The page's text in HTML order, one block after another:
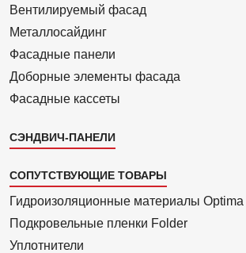
2
Вентилиру­емый фасад
Металло­сайдинг
Фасадные панели
Доборные элементы фасада
Фасадные кассеты
СЭНДВИЧ-ПАНЕЛИ
СОПУТСТВУЮЩИЕ ТОВАРЫ
Гидроизоля­ционные материалы Optima
Подкровель­ные пленки Folder
Уплотнители